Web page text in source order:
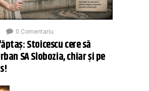
0 Comentariu
Stoicescu cere să
SA Slobozia, chiar și pe